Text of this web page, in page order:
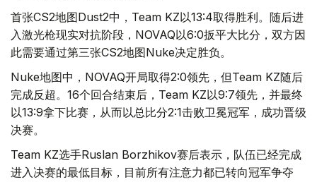
首张CS2地图Dust2中，Team KZ以13:4取得胜利。随后进
入激光枪现实对抗阶段，NOVAQ以6:0扳平大比分，双方因
此需要通过第三张CS2地图Nuke决定胜负。
Nuke地图中，NOVAQ开局取得2:0领先，但Team KZ随后
完成反超。16个回合结束后，Team KZ以9:7领先，并最终
以13:9拿下比赛，从而以总比分2:1击败卫冕冠军，成功晋级
决赛。
Team KZ选手Ruslan Borzhikov赛后表示，队伍已经完成
进入决赛的最低目标，目前所有注意力都已转向冠军争夺